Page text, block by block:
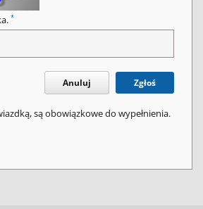
*
Anuluj Zgłoś
są obowiązkowe do wypełnienia.